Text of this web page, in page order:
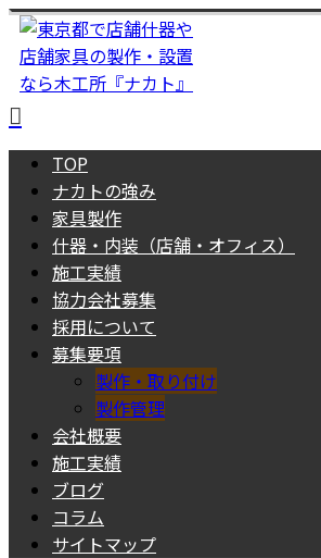
TOP
ナカトの強み
家具製作
什器・内装（店舗・オフィス）
施工実績
協力会社募集
採用について
募集要項
製作・取り付け
製作管理
会社概要
施工実績
ブログ
コラム
サイトマップ